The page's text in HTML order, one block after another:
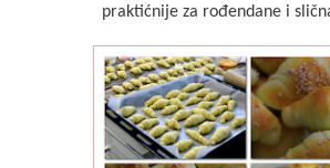
praktićnije za rođendane i